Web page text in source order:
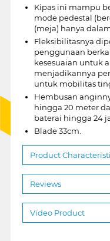
Kipas ini mampu
mode pedestal
(meja) hanya
Fleksibilitasnya
penggunaan
kesesuaian untuk
menjadikannya
untuk mobilitas
Hembusan
hingga 20 meter
baterai hingga 24
Blade 33cm.
Product
Reviews
Video Product